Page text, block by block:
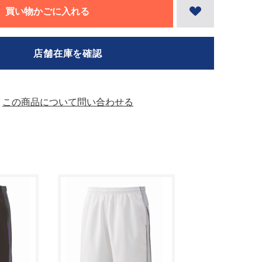
買い物かごに入れる
この商品について問い合わせる
店舗在庫を確認